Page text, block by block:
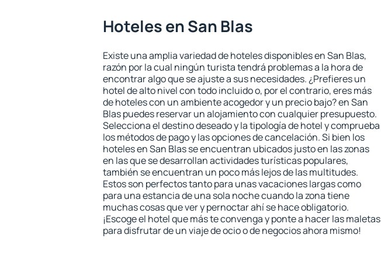
Hoteles en San Blas
Existe una amplia variedad de hoteles disponibles en San Blas,
razón por la cual ningún turista tendrá problemas a la hora de
encontrar algo que se ajuste a sus necesidades. ¿Prefieres un
hotel de alto nivel con todo incluido o, por el contrario, eres más
de hoteles con un ambiente acogedor y un precio bajo? en San
Blas puedes reservar un alojamiento con cualquier presupuesto.
Selecciona el destino deseado y la tipología de hotel y comprueba
los métodos de pago y las opciones de cancelación. Si bien los
hoteles en San Blas se encuentran ubicados justo en las zonas
en las que se desarrollan actividades turísticas populares,
también se encuentran un poco más lejos de las multitudes.
Estos son perfectos tanto para unas vacaciones largas como
para una estancia de una sola noche cuando la zona tiene
muchas cosas que ver y pernoctar ahí se hace obligatorio.
¡Escoge el hotel que más te convenga y ponte a hacer las maletas
para disfrutar de un viaje de ocio o de negocios ahora mismo!